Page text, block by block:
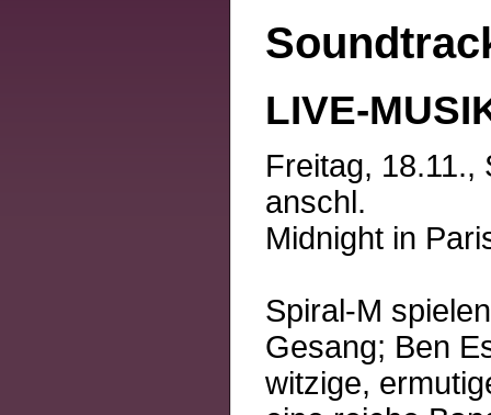
LIVE-
Freitag, 18.11.,
anschl.
Midnight in
Spiral-M
Gesang; Ben
witzige,